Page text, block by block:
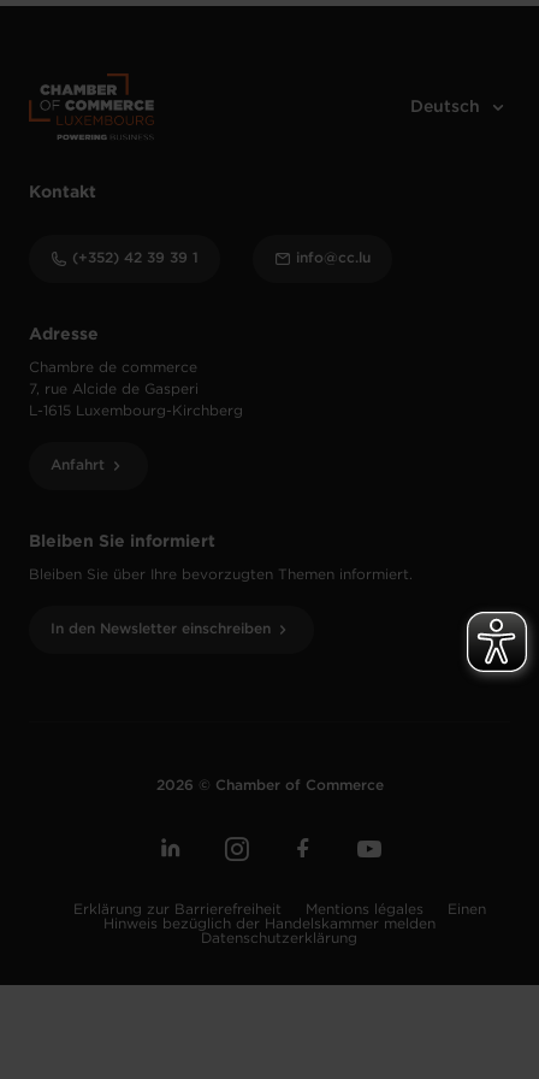
Bleiben Sie informiert
Bleiben Sie über Ihre bevorzugten Themen informiert.
In den Newsletter einschreiben
Adresse
Chambre de commerce
7, rue Alcide de Gasperi
L-1615 Luxembourg-Kirchberg
Anfahrt
Kontakt
(+352) 42 39 39 1 info@cc.lu
2026 © Chamber of Commerce
Erklärung zur Barrierefreiheit Mentions légales
Einen
Hinweis bezüglich der Handelskammer melden
Datenschutzerklärung